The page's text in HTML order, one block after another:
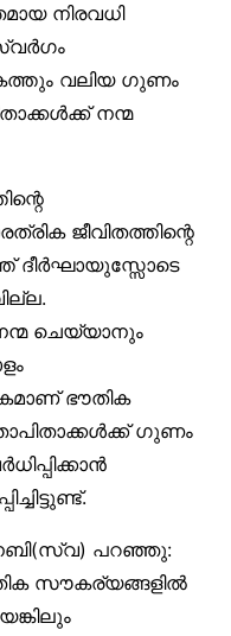
നിരവധി
സ്വർഗം
വലിയ ഗുണം
നന്മ
ജീവിതത്തിന്റെ
ദീർഘായുസ്സോടെ
ചെയ്യാനും
ഭൗതിക
ഗുണം
പറഞ്ഞു:
സൗകര്യങ്ങളിൽ